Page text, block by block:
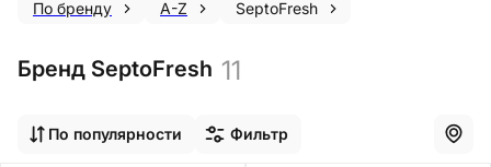
По бренду A-Z SeptoFresh
Бренд SeptoFresh 11
По популярности Фильтр